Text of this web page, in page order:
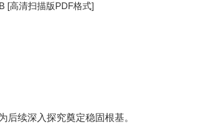
[高清扫描版PDF格式]
为后续深入探究奠定稳固根基。